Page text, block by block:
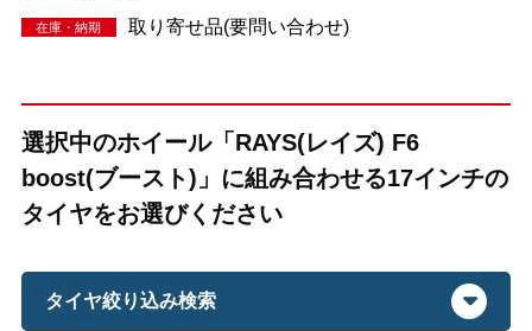
在庫・納期 取り寄せ品(要問い合わせ)
選択中のホイール「RAYS(レイズ) F6
boost(ブースト)」に組み合わせる17インチの
タイヤをお選びください
タイヤ絞り込み検索